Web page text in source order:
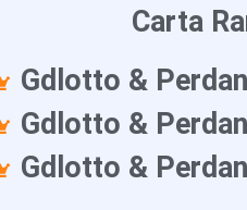
Carta
Gdlotto &
Gdlotto &
Gdlotto &